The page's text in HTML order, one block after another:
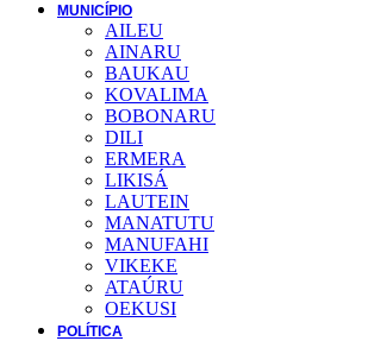
MUNICÍPIO
AILEU
AINARU
BAUKAU
KOVALIMA
BOBONARU
DILI
ERMERA
LIKISÁ
LAUTEIN
MANATUTU
MANUFAHI
VIKEKE
ATAÚRU
OEKUSI
POLÍTICA